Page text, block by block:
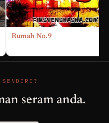
Rumah No.9
seram anda.